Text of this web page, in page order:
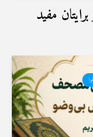
مفید